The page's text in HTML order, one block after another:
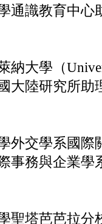
通識教育中心
納大學（
大陸研究所助
外交學系國際
事務與企業學
聖塔芭芭拉分